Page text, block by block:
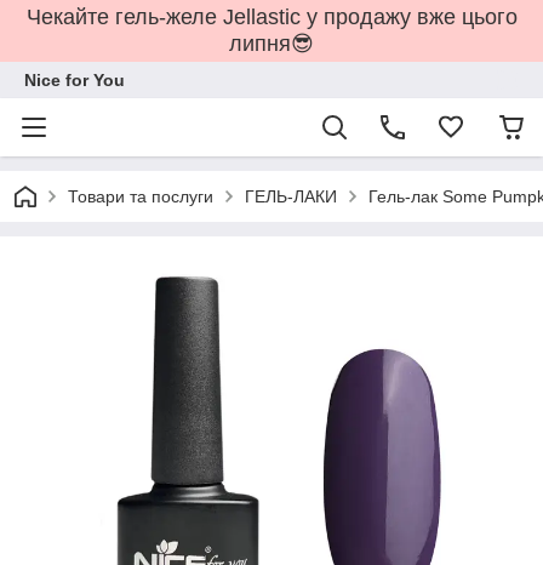
Чекайте гель-желе Jellastic у продажу вже цього
липня😎
Nice for You
Товари та послуги ГЕЛЬ-ЛАКИ Гель-лак Some